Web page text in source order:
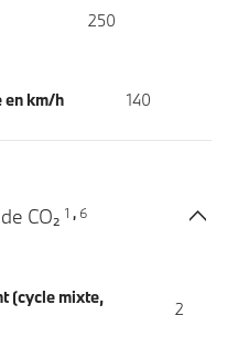
250
en km/h 140
CO₂ 1 , 6
(cycle mixte,
2